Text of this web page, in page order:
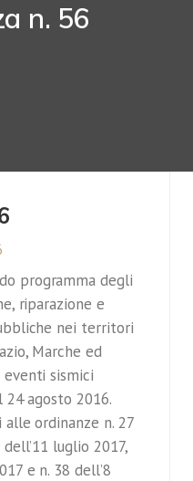
n. 56
programma degli
riparazione e
nei territori
Marche ed
sismici
agosto 2016.
ordinanze n. 27
luglio 2017,
e n. 38 dell’8